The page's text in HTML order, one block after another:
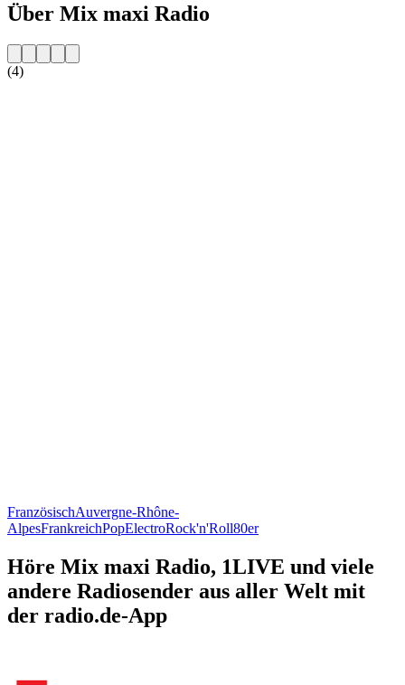
Über Mix maxi Radio
(4)
FranzösischAuvergne-Rhône-
AlpesFrankreichPopElectroRock'n'Roll80er
Höre Mix maxi Radio, 1LIVE und viele
andere Radiosender aus aller Welt mit
der radio.de-App